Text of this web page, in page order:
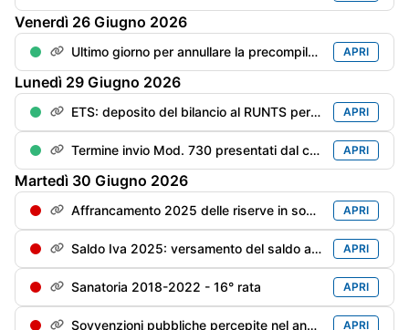
Venerdì 26 Giugno 2026
Ultimo giorno per annullare la precompilata del Mod. Redditi PF APRI
Lunedì 29 Giugno 2026
ETS: deposito del bilancio al RUNTS per gli enti con esercizio "solare" (180 gg dalla chiusura dell'esercizio APRI
Termine invio Mod. 730 presentati dal contribuente dal 1/06 al 20/06 APRI
Martedì 30 Giugno 2026
Affrancamento 2025 delle riserve in sospensione - 2° rata dell'imposta sostitutiva APRI
Saldo Iva 2025: versamento del saldo a debito maggiorato di 0,4% per mese/frazione di mese (pari a: saldo al 16/03 x 1,6%) APRI
Sanatoria 2018-2022 - 16° rata APRI
Sovvenzioni pubbliche percepite nel anno precedente - Trasparenza - Scadenza per la messa online (soggetti privi di bilancio) APRI